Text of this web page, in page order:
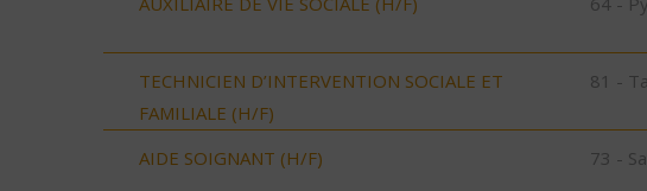
TECHNICIEN D’INTERVENTION SOCIALE ET
FAMILIALE (H/F)
81 -
AIDE SOIGNANT (H/F) 73 -